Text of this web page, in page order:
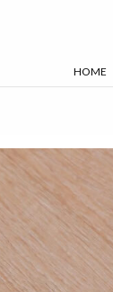
HOME